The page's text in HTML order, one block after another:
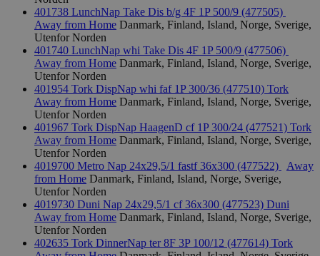
401738 LunchNap Take Dis b/g 4F 1P 500/9 (477505)
Away from Home Danmark, Finland, Island, Norge, Sverige,
Utenfor Norden
401740 LunchNap whi Take Dis 4F 1P 500/9 (477506)
Away from Home Danmark, Finland, Island, Norge, Sverige,
Utenfor Norden
401954 Tork DispNap whi faf 1P 300/36 (477510) Tork
Away from Home Danmark, Finland, Island, Norge, Sverige,
Utenfor Norden
401967 Tork DispNap HaagenD cf 1P 300/24 (477521) Tork
Away from Home Danmark, Finland, Island, Norge, Sverige,
Utenfor Norden
4019700 Metro Nap 24x29,5/1 fastf 36x300 (477522)
Away
from Home Danmark, Finland, Island, Norge, Sverige,
Utenfor Norden
4019730 Duni Nap 24x29,5/1 cf 36x300 (477523) Duni
Away from Home Danmark, Finland, Island, Norge, Sverige,
Utenfor Norden
402635 Tork DinnerNap ter 8F 3P 100/12 (477614) Tork